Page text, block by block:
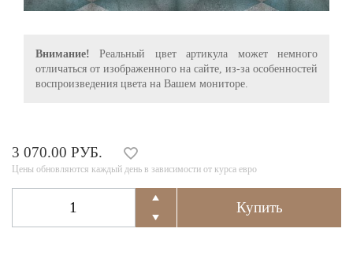
Внимание! Реальный цвет артикула может немного
отличаться от изображенного на сайте, из-за особенностей
воспроизведения цвета на Вашем мониторе.
3 070.00 РУБ.
Цены обновляются каждый день в зависимости от курса евро